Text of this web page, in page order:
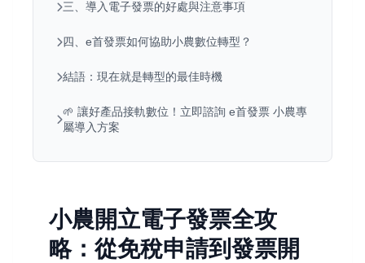
三、導入電子發票的好處與注意事項
四、e首發票如何協助小農數位轉型？
結語：現在就是轉型的最佳時機
🌱 讓好產品接軌數位！立即諮詢 e首發票 小農專
屬導入方案
小農開立電子發票全攻
略：從免稅申請到發票開